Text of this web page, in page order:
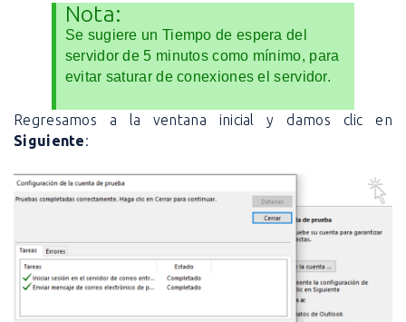
Nota:
Se sugiere un Tiempo de espera del
servidor de 5 minutos como mínimo, para
evitar saturar de conexiones el servidor.
Regresamos a la ventana inicial y damos clic en
Siguiente: